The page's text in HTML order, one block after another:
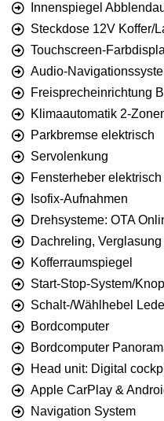
Innenspiegel
Steckdose 12V Koffer/
Touchscreen-
Audio-
Freisprecheinrichtung
Klimaautomatik 2-
Parkbremse elektrisch
Servolenkung
Fensterheber
Isofix-Aufnahmen
Drehsysteme: OTA
Dachreling,
Kofferraumspiegel
Start-Stop-System/
Schalt-/Wählhebel
Bordcomputer
Bordcomputer
Head unit: Digital
Apple CarPlay &
Navigation System